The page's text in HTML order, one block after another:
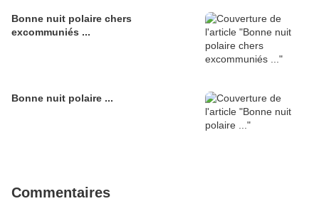
Bonne nuit polaire chers
excommuniés ...
Bonne nuit polaire ...
Commentaires